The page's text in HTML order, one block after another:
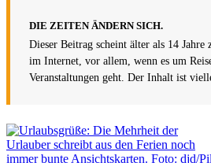
DIE ZEITEN ÄNDERN SICH.
Dieser Beitrag scheint älter als 14 Jahre
im Internet, vor allem, wenn es um
Veranstaltungen geht. Der Inhalt ist